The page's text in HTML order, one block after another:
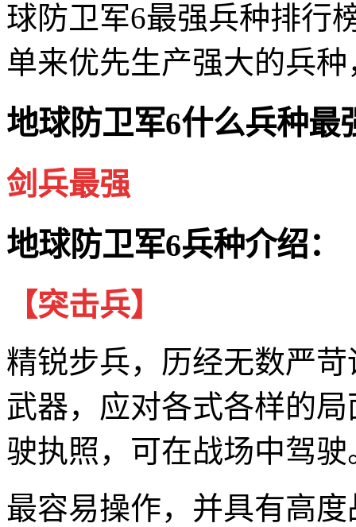
球防卫军6最强兵种排行
单来优先生产强大的兵
地球防卫军6什么兵种最
剑兵最强
地球防卫军6兵种介绍：
【突击兵】
精锐步兵，历经无数严
武器，应对各式各样的
驶执照，可在战场中驾驶
最容易操作，并具有高